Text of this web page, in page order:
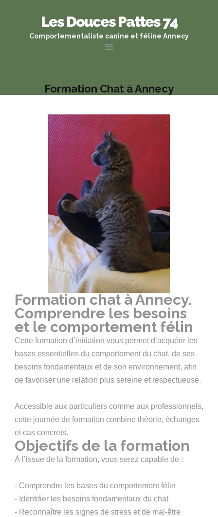
Les Douces Pattes 74
Comportementaliste canine et féline Annecy
Formation Chat à Annecy
Formation chat à Annecy.
Comprendre les besoins
et le comportement félin
Cette formation d’initiation vous permet d’acquérir les
bases essentielles du comportement du chat, de ses
besoins fondamentaux et de son environnement, afin
de favoriser une relation plus sereine et respectueuse.
Accessible aux particuliers comme aux professionnels,
cette journée de formation combine théorie, échanges
et cas concrets.
Objectifs de la formation
À l’issue de la formation, vous serez capable de :
- Comprendre les bases du comportement félin
- Identifier les besoins fondamentaux du chat
- Reconnaître les signes de stress et de mal-être